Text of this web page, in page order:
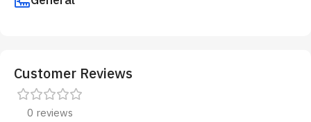
Customer Reviews
0 reviews